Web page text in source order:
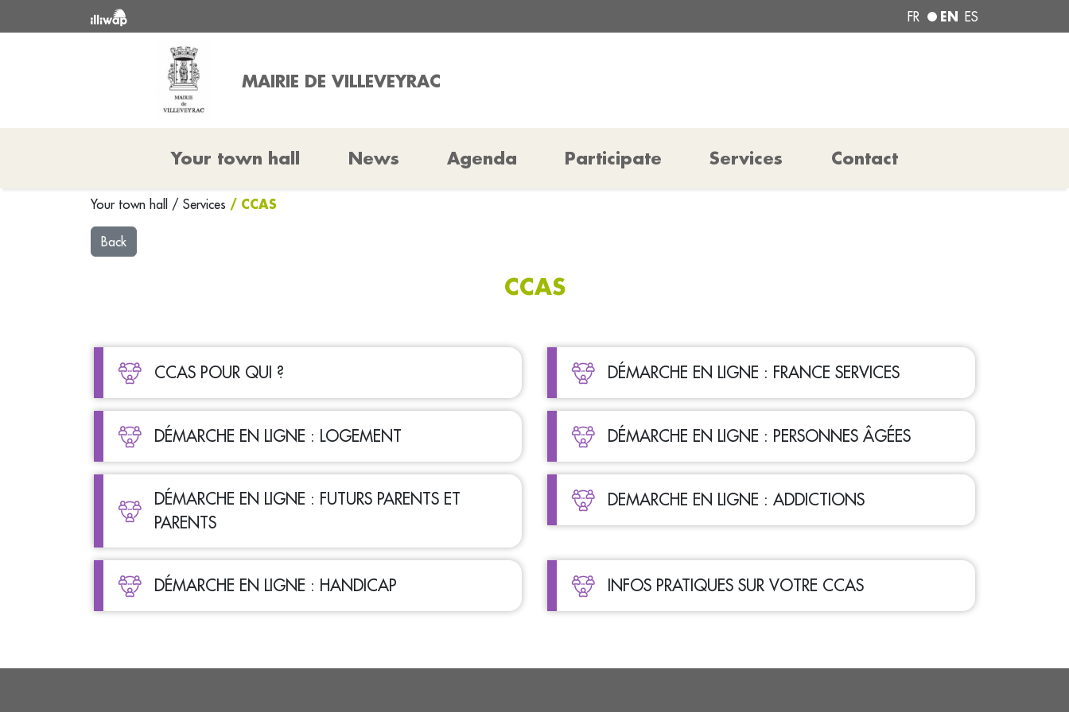
FR EN ES
MAIRIE DE VILLEVEYRAC
Your town hall News Agenda Participate Services Contact
Your town hall / Services / CCAS
Back
CCAS
CCAS POUR QUI ? DÉMARCHE EN LIGNE : FRANCE SERVICES
DÉMARCHE EN LIGNE : LOGEMENT DÉMARCHE EN LIGNE : PERSONNES ÂGÉES
DÉMARCHE EN LIGNE : FUTURS PARENTS ET
PARENTS
DEMARCHE EN LIGNE : ADDICTIONS
DÉMARCHE EN LIGNE : HANDICAP INFOS PRATIQUES SUR VOTRE CCAS